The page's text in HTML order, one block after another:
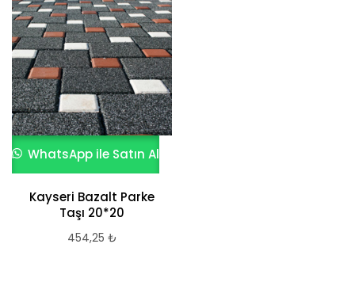
WhatsApp ile Satın Al
Kayseri Bazalt Parke
Taşı 20*20
454,25 ₺